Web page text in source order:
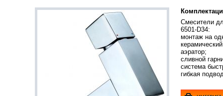
Смесители
6501-D34:
монтаж на
аэратор;
сливной
система
гибкая